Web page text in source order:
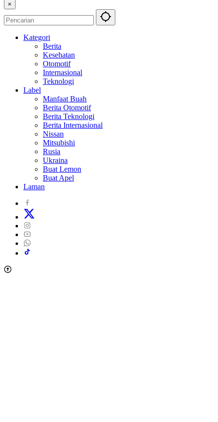
×
Kategori
Berita
Kesehatan
Otomotif
Internasional
Teknologi
Label
Manfaat Buah
Berita Otomotif
Berita Teknologi
Berita Internasional
Nissan
Mitsubishi
Rusia
Ukraina
Buat Lemon
Buat Apel
Laman